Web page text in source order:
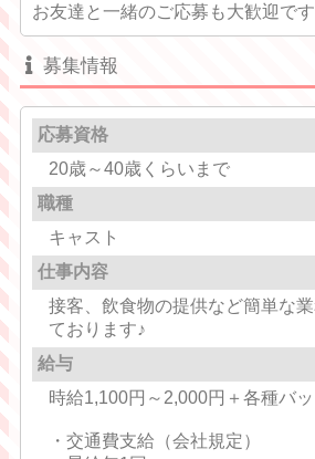
お友達と一緒のご応募も大歓迎です
募集情報
応募資格
20歳～40歳くらいまで
職種
キャスト
仕事内容
接客、飲食物の提供など簡単な
ております♪
給与
時給1,100円～2,000円＋各種バッ
・交通費支給（会社規定）